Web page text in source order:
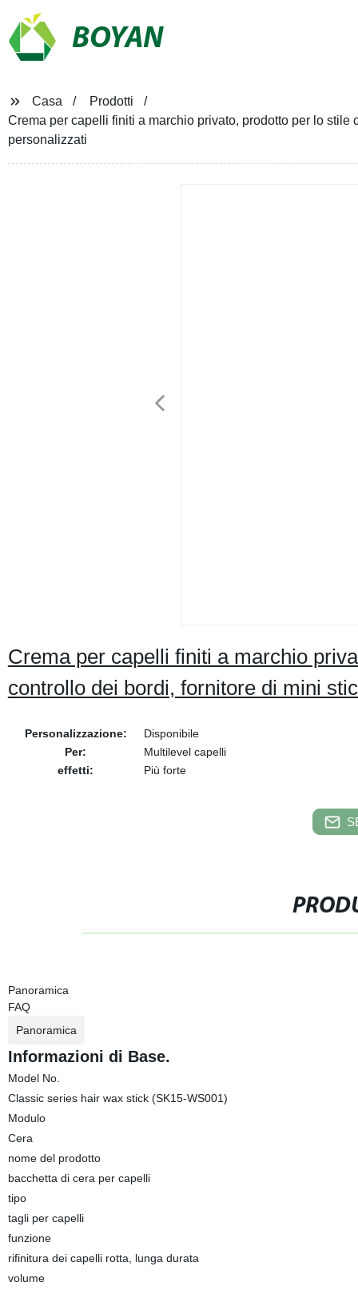
BOYAN
Casa
Prodotti
Crema per capelli finiti a marchio privato, prodotto per lo
personalizzati
Crema per capelli finiti a marchio
controllo dei bordi, fornitore di mini
Personalizzazione:
Disponibile
Per:
Multilevel capelli
effetti:
Più forte
Panoramica
FAQ
Panoramica
Informazioni di Base.
Model No.
Classic series hair wax stick (SK15-WS001)
Modulo
Cera
nome del prodotto
bacchetta di cera per capelli
tipo
tagli per capelli
funzione
rifinitura dei capelli rotta, lunga durata
volume